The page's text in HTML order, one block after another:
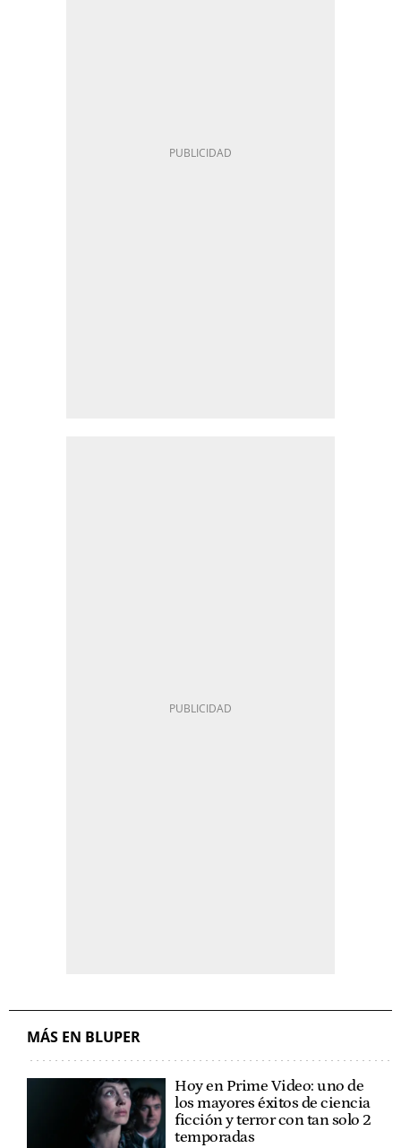
MÁS EN BLUPER
Hoy en Prime Video: uno de
los mayores éxitos de ciencia
ficción y terror con tan solo 2
temporadas